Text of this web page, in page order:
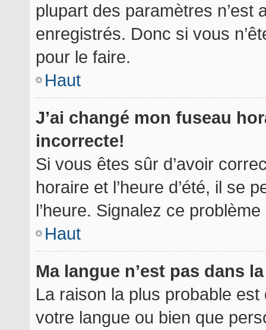
plupart des paramètres n’est
enregistrés. Donc si vous
pour le faire.
Haut
J’ai changé mon fuseau
incorrecte!
Si vous êtes sûr d’avoir
horaire et l’heure d’été, il se
l’heure. Signalez ce problème
Haut
Ma langue n’est pas dans
La raison la plus probable est
votre langue ou bien que